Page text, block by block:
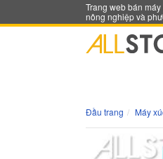
Trang web bán
nông nghiệp và
Đầu trang Máy